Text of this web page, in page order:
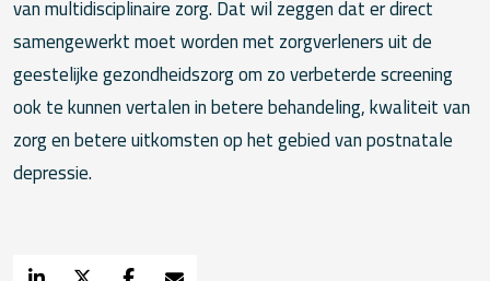
van multidisciplinaire zorg. Dat wil zeggen dat er direct
samengewerkt moet worden met zorgverleners uit de
geestelijke gezondheidszorg om zo verbeterde screening
ook te kunnen vertalen in betere behandeling, kwaliteit van
zorg en betere uitkomsten op het gebied van postnatale
depressie.